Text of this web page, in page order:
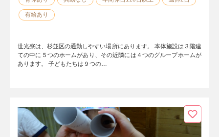
有給あり
世光寮は、杉並区の通勤しやすい場所にあります。 本体施設は３階建
ての中に５つのホームがあり、その近隣には４つのグループホームが
あります。 子どもたちは９つの…